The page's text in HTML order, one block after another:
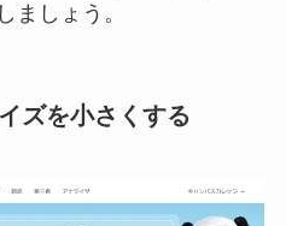
ましょう。
ズを小さくする